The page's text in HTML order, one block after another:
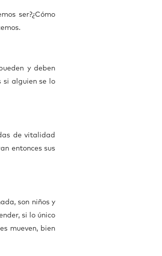
ser?¿Cómo
y deben
si alguien se lo
de vitalidad
entonces sus
son niños y
si lo único
mueven, bien